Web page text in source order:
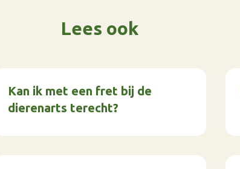
Lees ook
Kan ik met een fret bij de
dierenarts terecht?